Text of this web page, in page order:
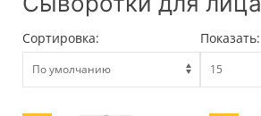
Сортировка: Показать: